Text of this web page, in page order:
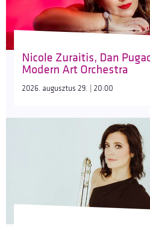
Nicole Zuraitis, Dan
Modern Art Orchestra
2026. augusztus 29. | 20:00